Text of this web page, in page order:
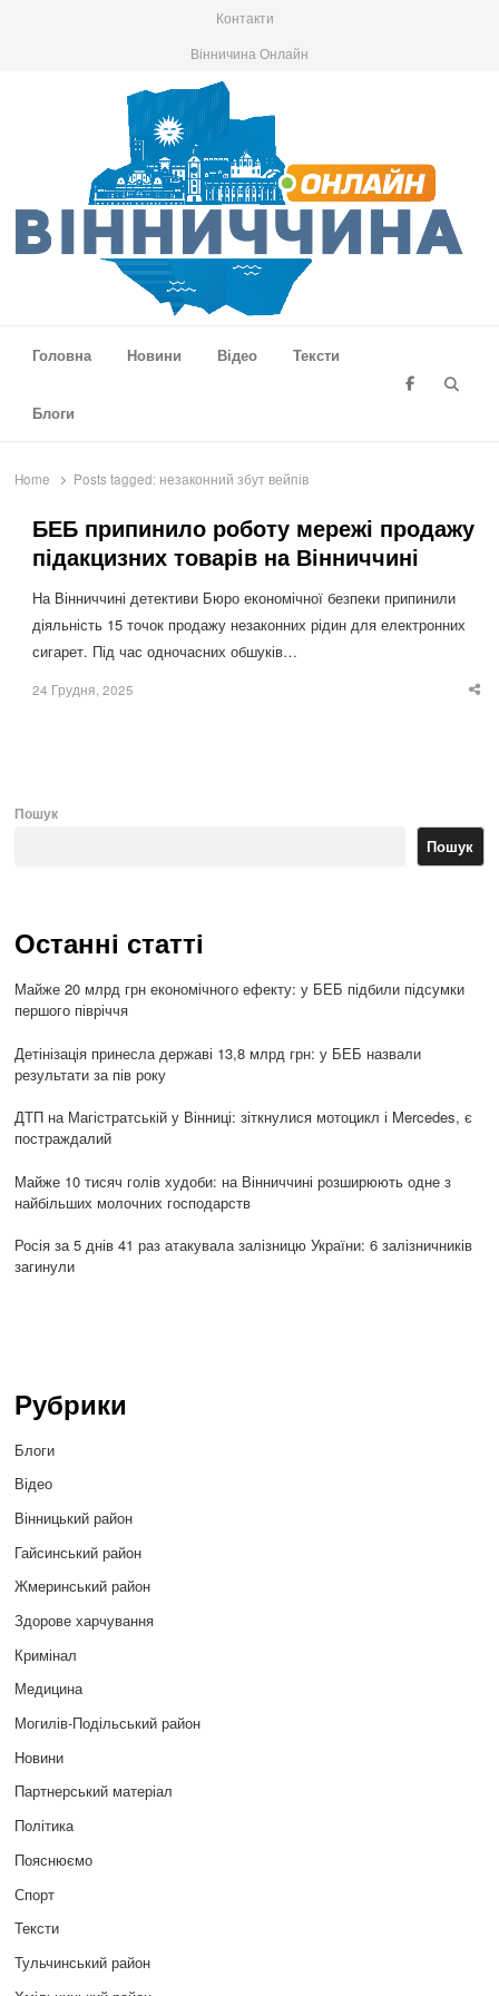
Контакти
Вінничина Онлайн
Головна
Новини Відео Тексти
Блоги
Home Posts tagged: незаконний збут вейпів
БЕБ припинило роботу мережі продажу
підакцизних товарів на Вінниччині
На Вінниччині детективи Бюро економічної безпеки припинили
діяльність 15 точок продажу незаконних рідин для електронних
сигарет. Під час одночасних обшуків…
24 Грудня, 2025
Пошук
Пошук
Останні статті
Майже 20 млрд грн економічного ефекту: у БЕБ підбили підсумки
першого півріччя
Детінізація принесла державі 13,8 млрд грн: у БЕБ назвали
результати за пів року
ДТП на Магістратській у Вінниці: зіткнулися мотоцикл і Mercedes, є
постраждалий
Майже 10 тисяч голів худоби: на Вінниччині розширюють одне з
найбільших молочних господарств
Росія за 5 днів 41 раз атакувала залізницю України: 6 залізничників
загинули
Рубрики
Блоги
Відео
Вінницький район
Гайсинський район
Жмеринський район
Здорове харчування
Кримінал
Медицина
Могилів-Подільський район
Новини
Партнерський матеріал
Політика
Пояснюємо
Спорт
Тексти
Тульчинський район